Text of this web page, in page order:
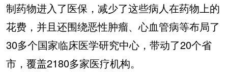
制药物进入了医保，减少了这些病人在药物上的
花费，并且还围绕恶性肿瘤、心血管病等布局了
30多个国家临床医学研究中心，带动了20个省
市，覆盖2180多家医疗机构。